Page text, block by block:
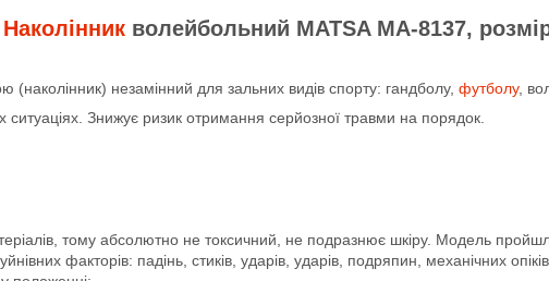
Наколінникволейбольний MATSA MA-8137,
незамінний для зальних видів спорту: гандболу, футболу,
ситуаціях. Знижує ризик отримання серйозної травми на порядок.
тому абсолютно не токсичний, не подразнює шкіру. Модель
факторів: падінь, стиків, ударів, ударів, подряпин, механічних